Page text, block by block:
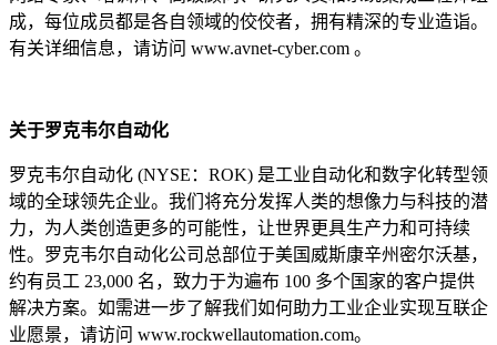
成，每位成员都是各自领域的佼佼者，拥有精深的专业造诣。
有关详细信息，请访问 www.avnet-cyber.com 。
关于罗克韦尔自动化
罗克韦尔自动化 (NYSE：ROK) 是工业自动化和数字化转型领
域的全球领先企业。我们将充分发挥人类的想像力与科技的潜
力，为人类创造更多的可能性，让世界更具生产力和可持续
性。罗克韦尔自动化公司总部位于美国威斯康辛州密尔沃基，
约有员工 23,000 名，致力于为遍布 100 多个国家的客户提供
解决方案。如需进一步了解我们如何助力工业企业实现互联企
业愿景，请访问 www.rockwellautomation.com。